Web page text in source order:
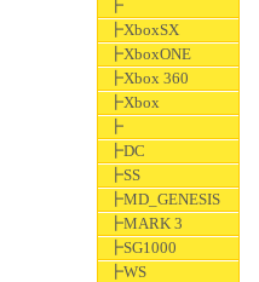
┣
┣XboxSX
┣XboxONE
┣Xbox 360
┣Xbox
┣
┣DC
┣SS
┣MD_GENESIS
┣MARK 3
┣SG1000
┣WS